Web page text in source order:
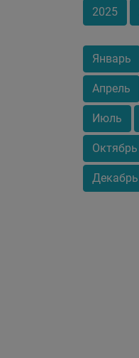
2025
Январь
Апрель
Июль
Октябрь
Декабрь